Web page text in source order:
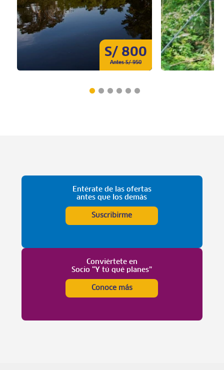
S/ 800
Antes S/ 950
Entérate de las ofertas
antes que los demás
Suscribirme
Conviértete en
Socio “Y tú qué planes”
Conoce más